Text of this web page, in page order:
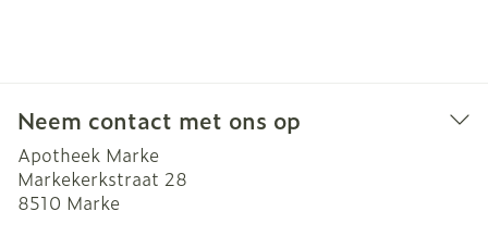
Neem contact met ons op
Apotheek Marke
Markekerkstraat 28
8510 Marke